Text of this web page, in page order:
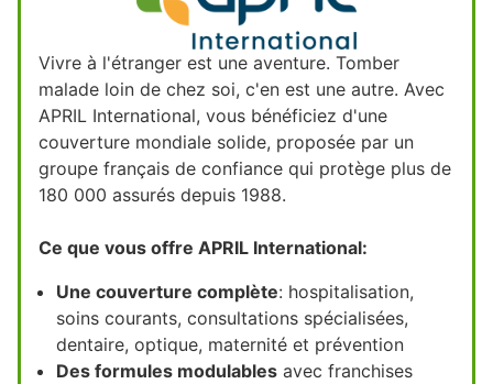
Vivre à l'étranger est une aventure. Tomber
malade loin de chez soi, c'en est une autre. Avec
APRIL International, vous bénéficiez d'une
couverture mondiale solide, proposée par un
groupe français de confiance qui protège plus de
180 000 assurés depuis 1988.
Ce que vous offre APRIL International:
Une couverture complète: hospitalisation,
soins courants, consultations spécialisées,
dentaire, optique, maternité et prévention
Des formules modulables avec franchises